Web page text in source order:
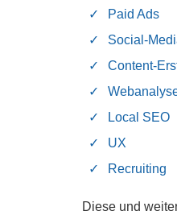
Paid Ads
Social-
Content-
Local SEO
UX
Recruiting
Diese und